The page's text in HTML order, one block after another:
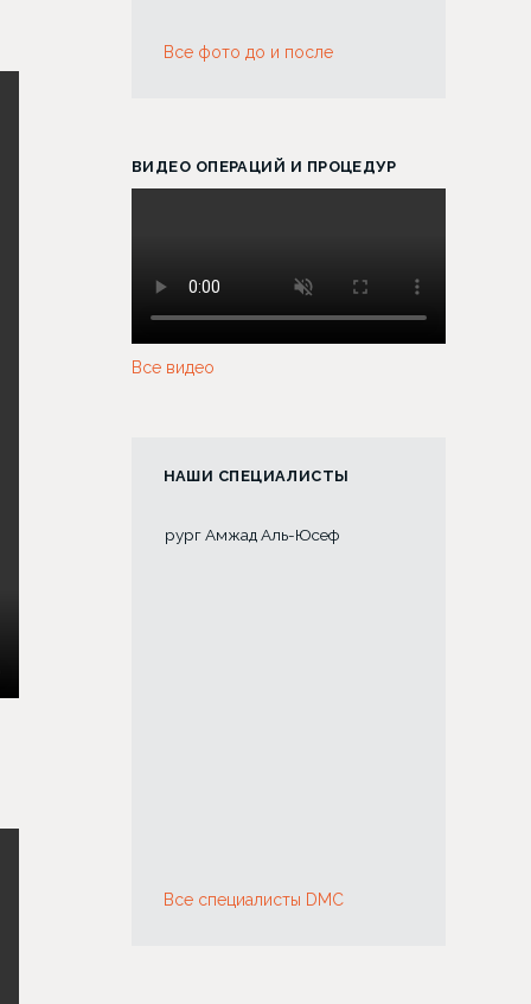
Все фото до и после
ВИДЕО ОПЕРАЦИЙ И ПРОЦЕДУР
Все видео
НАШИ СПЕЦИАЛИСТЫ
Хирург Амжад Аль-Юсеф
Все специалисты DMC